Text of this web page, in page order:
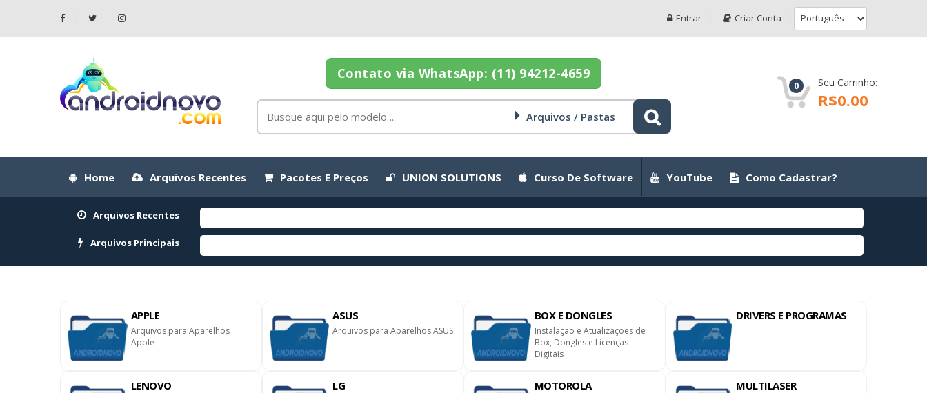
Entrar Criar Conta
Contato via WhatsApp: (11) 94212-4659
Arquivos / Pastas
0 Seu Carrinho:
R$0.00
Home Arquivos Recentes Pacotes E Preços UNION SOLUTIONS Curso De Software YouTube Como Cadastrar?
Arquivos Recentes
Arquivos Principais
APPLE
Arquivos para Aparelhos
Apple
ASUS
Arquivos para Aparelhos ASUS
BOX E DONGLES
Instalação e Atualizações de
Box, Dongles e Licenças
Digitais
DRIVERS E PROGRAMAS
LENOVO LG MOTOROLA MULTILASER